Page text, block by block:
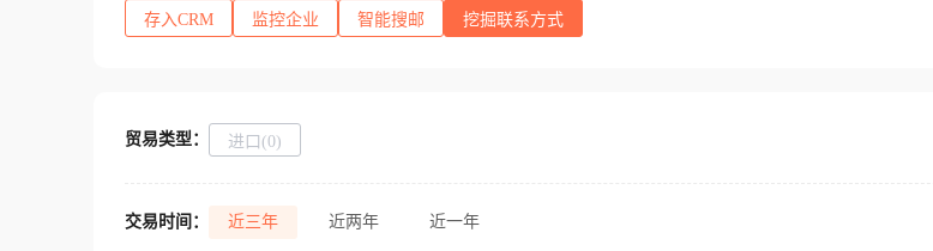
存入CRM 监控企业 智能搜邮 挖掘联系方式
贸易类型： 进口(0)
交易时间： 近三年 近两年 近一年